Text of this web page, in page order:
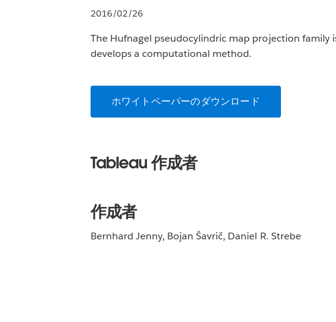
2016/02/26
The Hufnagel pseudocylindric map projection family
develops a computational method.
ホワイトペーパーのダウンロード
Tableau 作成者
作成者
Bernhard Jenny, Bojan Šavrič, Daniel R. Strebe